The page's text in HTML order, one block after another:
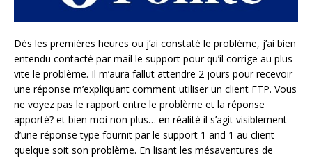
Dès les premières heures ou j’ai constaté le problème, j’ai bien
entendu contacté par mail le support pour qu’il corrige au plus
vite le problème. Il m’aura fallut attendre 2 jours pour recevoir
une réponse m’expliquant comment utiliser un client FTP. Vous
ne voyez pas le rapport entre le problème et la réponse
apporté? et bien moi non plus… en réalité il s’agit visiblement
d’une réponse type fournit par le support 1 and 1 au client
quelque soit son problème. En lisant les mésaventures de